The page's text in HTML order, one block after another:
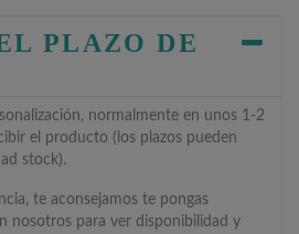
PLAZO DE
normalmente en unos 1-2
el producto (los plazos pueden
stock).
te aconsejamos te pongas
nosotros para ver disponibilidad y